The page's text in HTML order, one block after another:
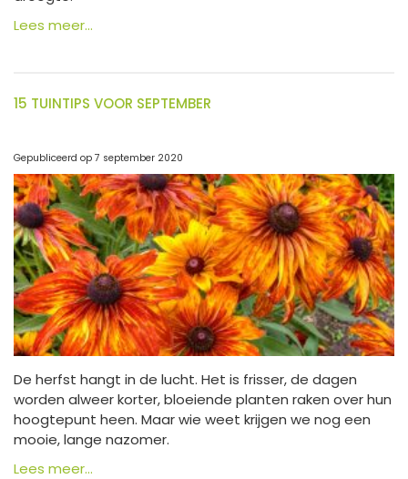
Lees meer...
15 TUINTIPS VOOR SEPTEMBER
Gepubliceerd op 7 september 2020
De herfst hangt in de lucht. Het is frisser, de dagen
worden alweer korter, bloeiende planten raken over hun
hoogtepunt heen. Maar wie weet krijgen we nog een
mooie, lange nazomer.
Lees meer...